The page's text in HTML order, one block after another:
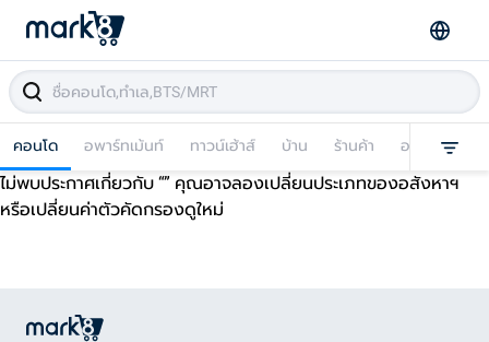
คอนโด อพาร์ทเม้นท์ ทาวน์เฮ้าส์ บ้าน ร้านค้า อาคารพาณิช
ไม่พบประกาศเกี่ยวกับ “” คุณอาจลองเปลี่ยนประเภทของอสังหาฯ
หรือเปลี่ยนค่าตัวคัดกรองดูใหม่